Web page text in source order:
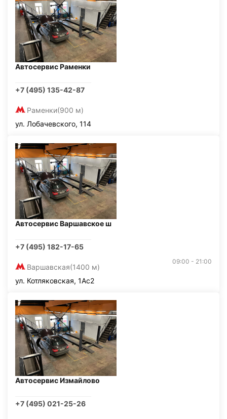
Автосервис Раменки
+7 (495) 135-42-87
Раменки(900 м)
ул. Лобачевского, 114
Автосервис Варшавское ш
+7 (495) 182-17-65
Варшавская(1400 м)
09:00 - 21:00
ул. Котляковская, 1Ас2
Автосервис Измайлово
+7 (495) 021-25-26